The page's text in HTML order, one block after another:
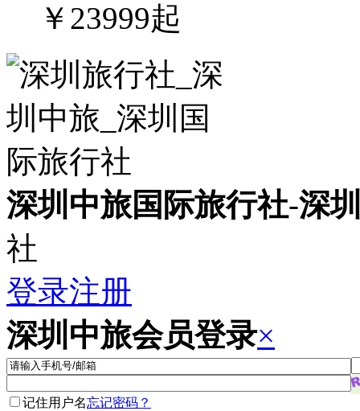
￥23999起
深圳中旅国际旅行社-深
社
登录注册
深圳中旅会员登录×
记住用户名忘记密码？